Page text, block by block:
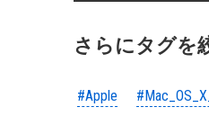
さらにタグを
#Apple